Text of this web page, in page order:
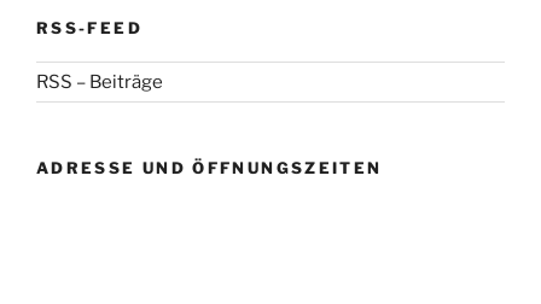
RSS-FEED
RSS – Beiträge
ADRESSE UND ÖFFNUNGSZEITEN